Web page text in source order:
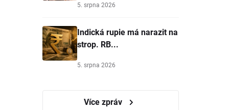
5. srpna 2026
Indická rupie má narazit na
strop. RB...
5. srpna 2026
Více zpráv